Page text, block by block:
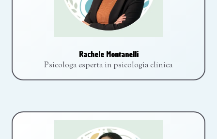
Rachele Montanelli
Psicologa esperta in psicologia clinica